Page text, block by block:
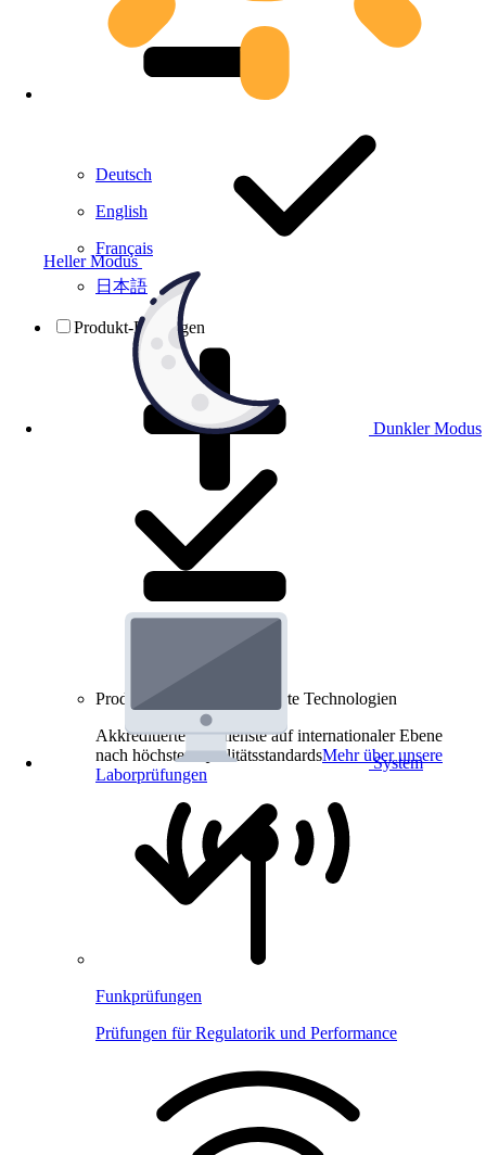
Heller Modus
Dunkler Modus
System
Deutsch
English
Français
日本語
Produkt-Prüfungen
Produkt-Prüfungen für smarte Technologien
Akkreditierte Prüfdienste auf internationaler Ebene
nach höchsten QualitätsstandardsMehr über unsere
Laborprüfungen
Funkprüfungen
Prüfungen für Regulatorik und Performance